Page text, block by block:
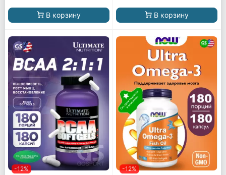
В корзину В корзину
-12% -12%